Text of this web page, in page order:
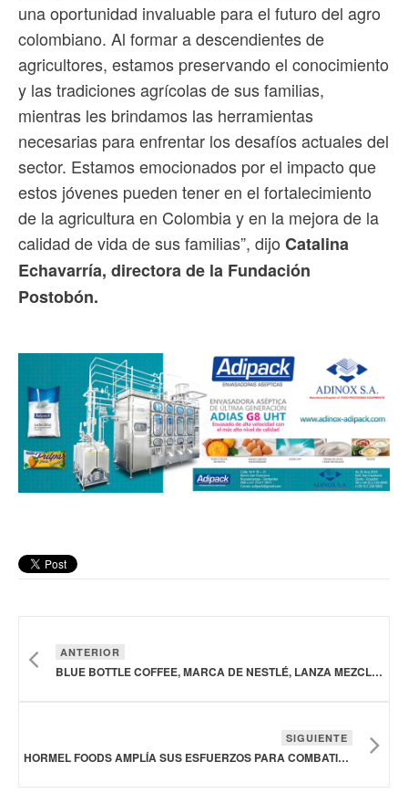
una oportunidad invaluable para el futuro del agro
colombiano. Al formar a descendientes de
agricultores, estamos preservando el conocimiento
y las tradiciones agrícolas de sus familias,
mientras les brindamos las herramientas
necesarias para enfrentar los desafíos actuales del
sector. Estamos emocionados por el impacto que
estos jóvenes pueden tener en el fortalecimiento
de la agricultura en Colombia y en la mejora de la
calidad de vida de sus familias”, dijo Catalina
Echavarría, directora de la Fundación
Postobón.
ANTERIOR
BLUE BOTTLE COFFEE, MARCA DE NESTLÉ, LANZA MEZCLA DE CAFÉ INSTANTÁNEO ARTESANAL NEW ORLEANS
SIGUIENTE
HORMEL FOODS AMPLÍA SUS ESFUERZOS PARA COMBATIR LA INSEGURIDAD ALIMENTARIA